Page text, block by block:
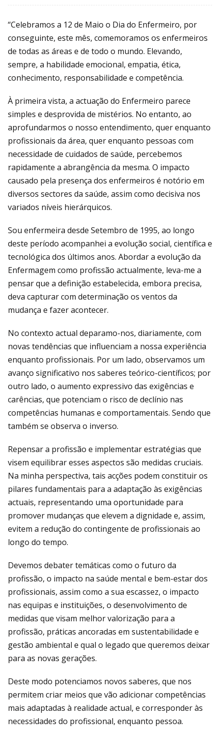
“Celebramos a 12 de Maio o Dia do Enfermeiro, por
conseguinte, este mês, comemoramos os enfermeiros
de todas as áreas e de todo o mundo. Elevando,
sempre, a habilidade emocional, empatia, ética,
conhecimento, responsabilidade e competência.
À primeira vista, a actuação do Enfermeiro parece
simples e desprovida de mistérios. No entanto, ao
aprofundarmos o nosso entendimento, quer enquanto
profissionais da área, quer enquanto pessoas com
necessidade de cuidados de saúde, percebemos
rapidamente a abrangência da mesma. O impacto
causado pela presença dos enfermeiros é notório em
diversos sectores da saúde, assim como decisiva nos
variados níveis hierárquicos.
Sou enfermeira desde Setembro de 1995, ao longo
deste período acompanhei a evolução social, científica e
tecnológica dos últimos anos. Abordar a evolução da
Enfermagem como profissão actualmente, leva-me a
pensar que a definição estabelecida, embora precisa,
deva capturar com determinação os ventos da
mudança e fazer acontecer.
No contexto actual deparamo-nos, diariamente, com
novas tendências que influenciam a nossa experiência
enquanto profissionais. Por um lado, observamos um
avanço significativo nos saberes teórico-científicos; por
outro lado, o aumento expressivo das exigências e
carências, que potenciam o risco de declínio nas
competências humanas e comportamentais. Sendo que
também se observa o inverso.
Repensar a profissão e implementar estratégias que
visem equilibrar esses aspectos são medidas cruciais.
Na minha perspectiva, tais acções podem constituir os
pilares fundamentais para a adaptação às exigências
actuais, representando uma oportunidade para
promover mudanças que elevem a dignidade e, assim,
evitem a redução do contingente de profissionais ao
longo do tempo.
Devemos debater temáticas como o futuro da
profissão, o impacto na saúde mental e bem-estar dos
profissionais, assim como a sua escassez, o impacto
nas equipas e instituições, o desenvolvimento de
medidas que visam melhor valorização para a
profissão, práticas ancoradas em sustentabilidade e
gestão ambiental e qual o legado que queremos deixar
para as novas gerações.
Deste modo potenciamos novos saberes, que nos
permitem criar meios que vão adicionar competências
mais adaptadas à realidade actual, e corresponder às
necessidades do profissional, enquanto pessoa.